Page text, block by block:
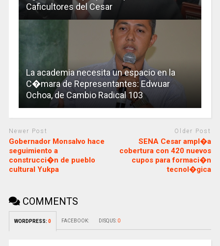
Caficultores del Cesar
La academia necesita un espacio en la
C�mara de Representantes: Edwuar
Ochoa, de Cambio Radical 103
Newer Post
Gobernador Monsalvo hace
seguimiento a
construcci�n de pueblo
cultural Yukpa
Older Post
SENA Cesar ampl�a
cobertura con 420 nuevos
cupos para formaci�n
tecnol�gica
COMMENTS
WORDPRESS: 0 FACEBOOK: DISQUS: 0